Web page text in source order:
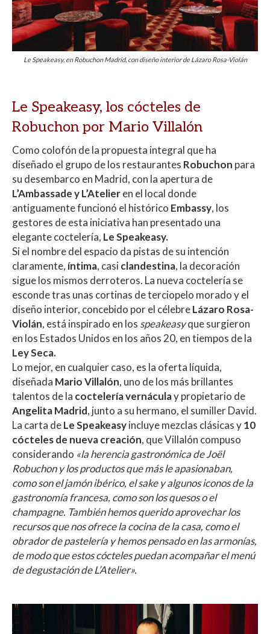
Le Speakeasy, en Robuchon Madrid, con diseño interior de Lázaro Rosa-Violán
Le Speakeasy, los cócteles de
Robuchon por Mario Villalón
Como colofón de la propuesta integral que ha
diseñado el grupo de los restaurantes Robuchon para
su desembarco en Madrid, con la apertura de
L’Ambassade y L’Atelieren el local donde
antiguamente funcionó el histórico Embassy, los
gestores de esta iniciativa han presentado una
elegante coctelería, Le Speakeasy.
Si el nombre del espacio da pistas de su intención
claramente, íntima, casiclandestina, la decoración
sigue los mismos derroteros. La nueva coctelería se
esconde tras unas cortinas de terciopelo morado y el
diseño interior, concebido por el célebreLázaro Rosa-
Violán, está inspirado en los speakeasyque surgieron
en los Estados Unidos en los años 20, en tiempos de la
Ley Seca.
Lo mejor, en cualquier caso, es la oferta líquida,
diseñada Mario Villalón, uno de los más brillantes
talentos de la coctelería vernáculay propietario de
Angelita Madrid, junto a su hermano, el sumiller David.
La carta deLe Speakeasyincluye mezclas clásicas y10
cócteles de nueva creación, que Villalón compuso
considerando «la herencia gastronómica de Joël
Robuchon y los productos que más le apasionaban,
como son el jamón ibérico, el sake y algunos iconos de la
gastronomía francesa, como son los quesos o el
champagne. También hemos querido aprovechar los
recursos que nos ofrece la cocina de la casa, como el
obrador de pastelería y hemos pensado en las armonías,
de modo que estos cócteles puedan acompañar el menú
de degustación de L’Atelier».